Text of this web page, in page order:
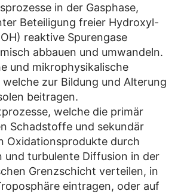
in der Gasphase,
Beteiligung freier Hydroxyl-
reaktive Spurengase
abbauen und umwandeln.
und mikrophysikalische
welche zur Bildung und Alterung
beitragen.
welche die primär
Schadstoffe und sekundär
Oxidationsprodukte durch
und turbulente Diffusion in der
Grenzschicht verteilen, in
eintragen, oder auf